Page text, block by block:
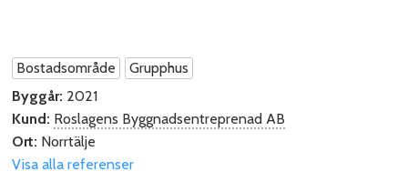
Bostadsområde
Grupphus
Byggår: 2021
Kund: Roslagens Byggnadsentreprenad AB
Ort: Norrtälje
Visa alla referenser